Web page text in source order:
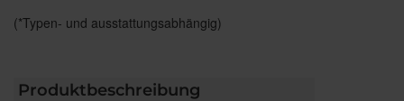
(*Typen- und ausstattungsabhängig)
Produktbeschreibung